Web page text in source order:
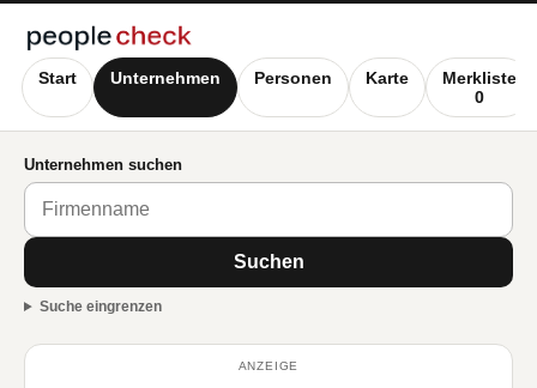
Start Unternehmen Personen Karte
Merkliste
0
Unternehmen suchen
Suchen
Suche eingrenzen
ANZEIGE